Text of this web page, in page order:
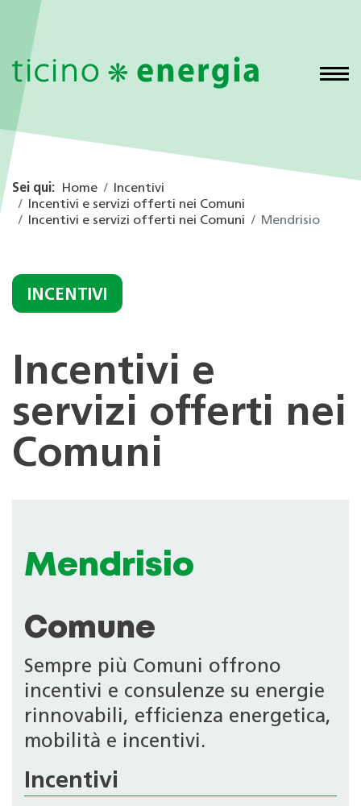
Sei qui: Home
Incentivi
Incentivi e servizi offerti nei Comuni
Incentivi e servizi offerti nei Comuni
Mendrisio
INCENTIVI
Incentivi e
servizi offerti nei
Comuni
Mendrisio
Comune
Sempre più Comuni offrono
incentivi e consulenze su energie
rinnovabili, efficienza energetica,
mobilità e incentivi.
Incentivi